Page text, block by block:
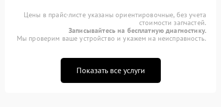
Цены в прайс-листе указаны ориентировочные, без учета
стоимости запчастей.
Записывайтесь на бесплатную диагностику.
Мы проверим ваше устройство и укажем на неисправность.
Показать все услуги